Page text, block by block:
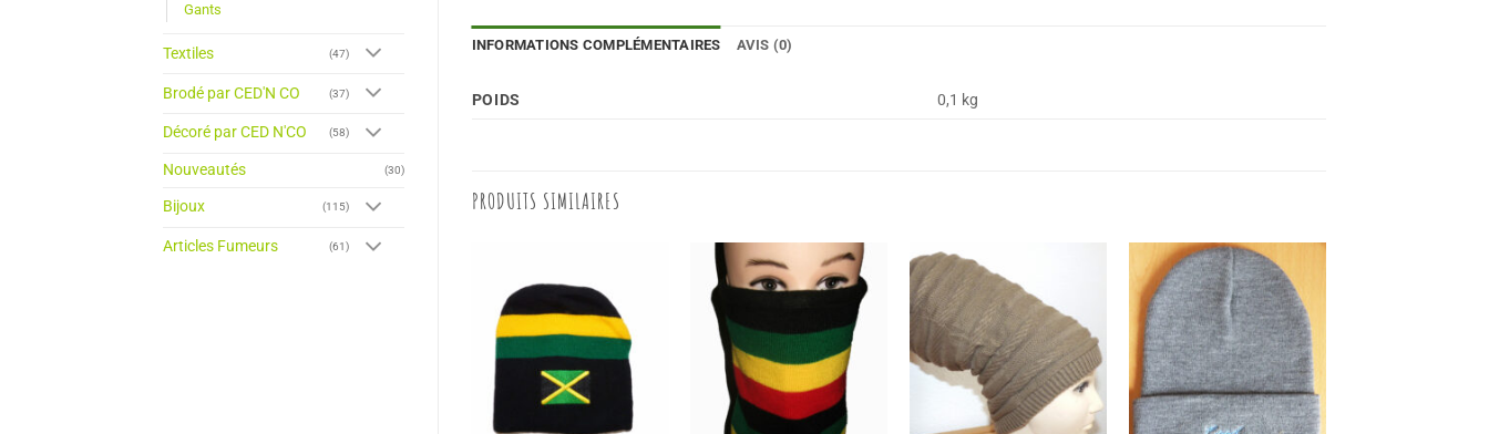
Gants
Textiles (47)
Brodé par CED'N CO (37)
Décoré par CED N'CO (58)
Nouveautés (30)
Bijoux (115)
Articles Fumeurs (61)
INFORMATIONS COMPLÉMENTAIRES AVIS (0)
POIDS 0,1 kg
PRODUITS SIMILAIRES